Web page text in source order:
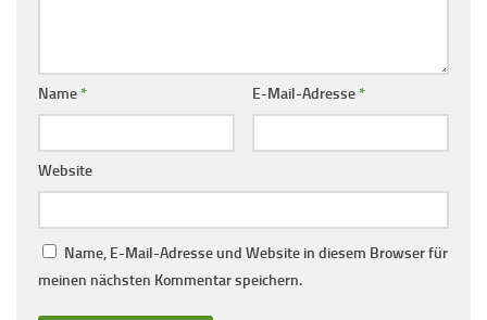
Name* E-Mail-Adresse*
Website
Name, E-Mail-Adresse und Website in diesem Browser für
meinen nächsten Kommentar speichern.